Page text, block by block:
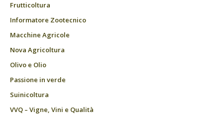
Frutticoltura
Informatore Zootecnico
Macchine Agricole
Nova Agricoltura
Olivo e Olio
Passione in verde
Suinicoltura
VVQ – Vigne, Vini e Qualità